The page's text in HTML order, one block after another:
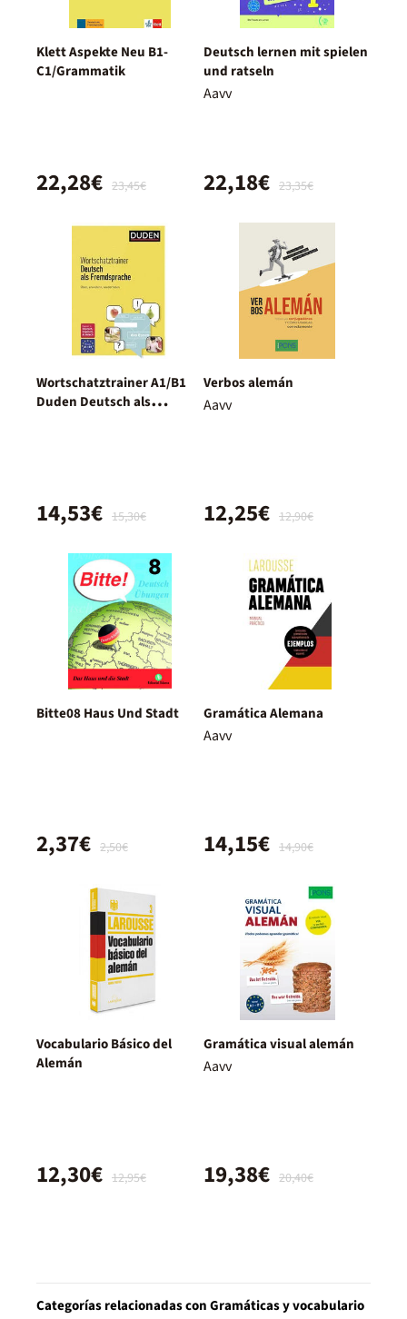
Klett Aspekte Neu B1-
C1/Grammatik
23,45€
22,28€
Deutsch lernen mit spielen
und ratseln
Aavv
23,35€
22,18€
Wortschatztrainer A1/B1
Duden Deutsch als
15,30€
14,53€
Verbos alemán
Aavv
12,90€
12,25€
Bitte08 Haus Und Stadt
2,50€
2,37€
Gramática Alemana
Aavv
14,90€
14,15€
Vocabulario Básico del
Alemán
12,95€
12,30€
Gramática visual alemán
Aavv
20,40€
19,38€
Categorías relacionadas con Gramáticas y vocabulario